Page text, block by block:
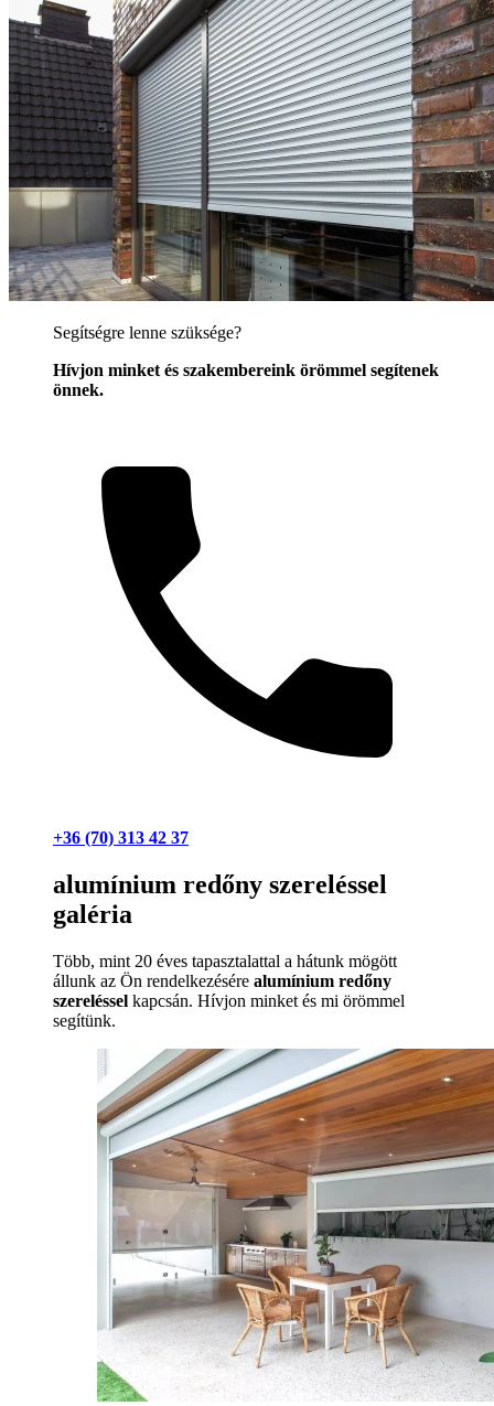
Segítségre lenne szüksége?
Hívjon minket és szakembereink örömmel segítenek
önnek.
+36 (70) 313 42 37
alumínium redőny szereléssel
galéria
Több, mint 20 éves tapasztalattal a hátunk mögött
állunk az Ön rendelkezésére alumínium redőny
szereléssel kapcsán. Hívjon minket és mi örömmel
segítünk.